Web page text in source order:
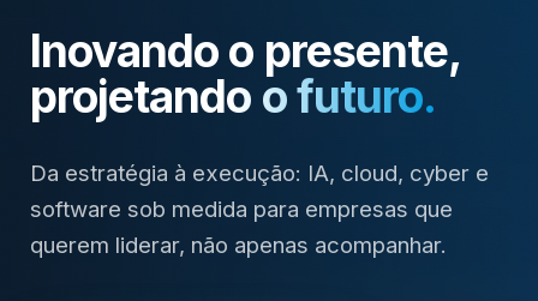
Nobug Tecnologia —
Inovando o presente,
projetando o futuro.
Da estratégia à execução: IA, cloud, cyber e
software sob medida para empresas que
querem liderar, não apenas acompanhar.